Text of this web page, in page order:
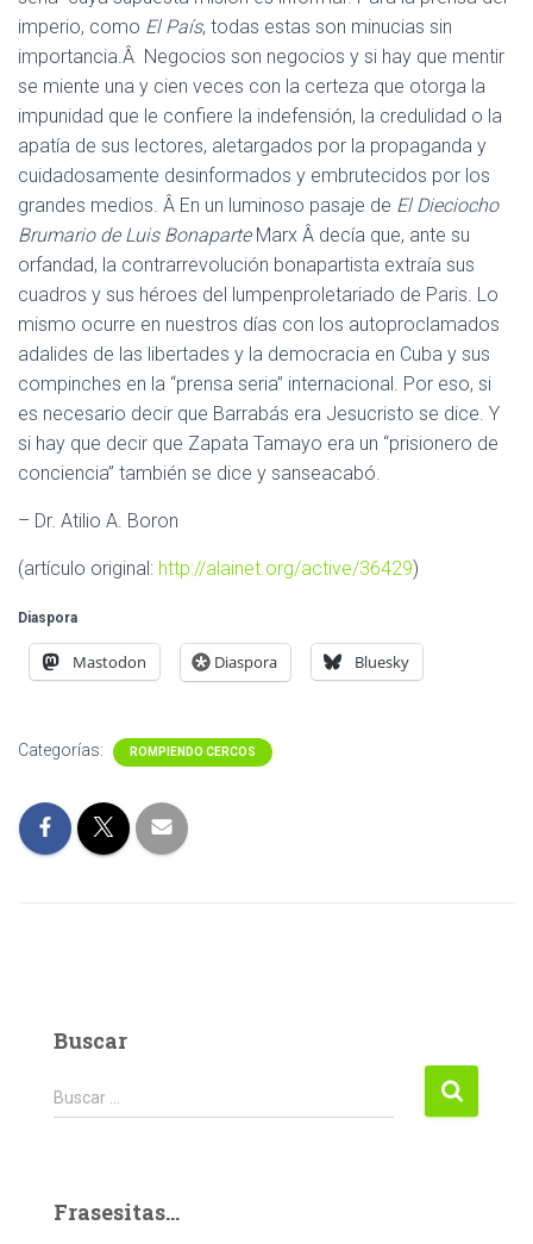
imperio, como El País, todas estas son minucias sin
importancia.Â Negocios son negocios y si hay que mentir
se miente una y cien veces con la certeza que otorga la
impunidad que le confiere la indefensión, la credulidad o la
apatía de sus lectores, aletargados por la propaganda y
cuidadosamente desinformados y embrutecidos por los
grandes medios. Â En un luminoso pasaje de El Dieciocho
Brumario de Luis BonaparteMarx Â decía que, ante su
orfandad, la contrarrevolución bonapartista extraía sus
cuadros y sus héroes del lumpenproletariado de Paris. Lo
mismo ocurre en nuestros días con los autoproclamados
adalides de las libertades y la democracia en Cuba y sus
compinches en la “prensa seria” internacional. Por eso, si
es necesario decir que Barrabás era Jesucristo se dice. Y
si hay que decir que Zapata Tamayo era un “prisionero de
conciencia” también se dice y sanseacabó.
– Dr. Atilio A. Boron
(artículo original: http://alainet.org/active/36429)
Diaspora
Mastodon Diaspora Bluesky
Categorías: ROMPIENDO CERCOS
Buscar
Buscar:
Buscar …
Frasesitas...